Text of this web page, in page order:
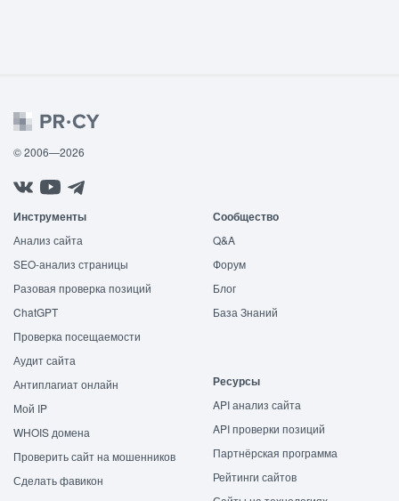
© 2006—2026
Инструменты
Анализ сайта
SEO-анализ страницы
Разовая проверка позиций
ChatGPT
Проверка посещаемости
Аудит сайта
Антиплагиат онлайн
Мой IP
WHOIS домена
Проверить сайт на мошенников
Сделать фавикон
Сообщество
Q&A
Форум
Блог
База Знаний
Ресурсы
API анализ сайта
API проверки позиций
Партнёрская программа
Рейтинги сайтов